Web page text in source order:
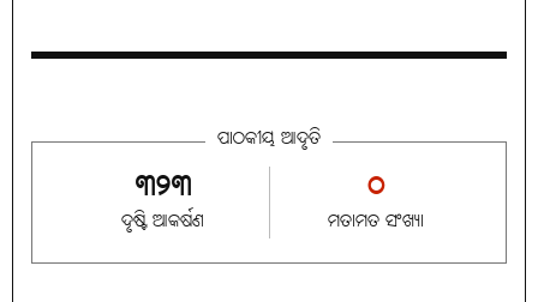
ପାଠକୀୟ ଆଦୃତି
୩୨୩
ଦୃଷ୍ଟି ଆକର୍ଷଣ
୦
ମତାମତ ସଂଖ୍ୟା